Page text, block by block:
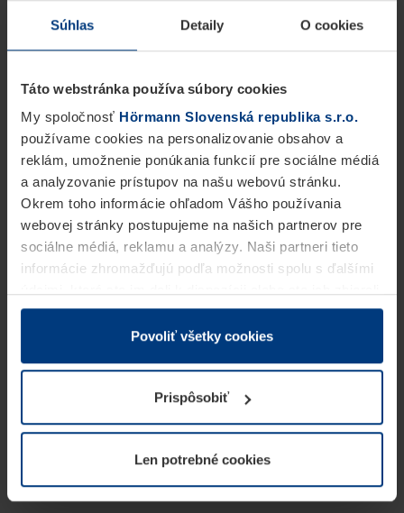
Súhlas Detaily O cookies
Táto webstránka používa súbory cookies
My spoločnosť Hörmann Slovenská republika s.r.o.
používame cookies na personalizovanie obsahov a
reklám, umožnenie ponúkania funkcií pre sociálne médiá
a analyzovanie prístupov na našu webovú stránku.
Okrem toho informácie ohľadom Vášho používania
webovej stránky postupujeme na našich partnerov pre
sociálne médiá, reklamu a analýzy. Naši partneri tieto
informácie zhromažďujú podľa možnosti spolu s ďalšími
v rámci Vášho využívania služieb.
Z právneho hľadiska môžeme cookies ukladať na Vašom
prevádzku tejto stránky. Pre všetky ostatné typy cookie
potrebujeme Vaše povolenie. Vaše povolenie môžete
kedykoľvek zmeniť alebo odvolať vo vysvetlení cookie
našej webovej stránky.
Povoliť všetky cookies
Prispôsobiť
Len potrebné cookies